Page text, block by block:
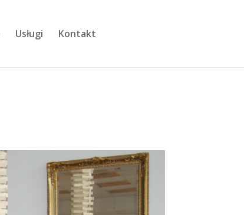
Usługi Kontakt